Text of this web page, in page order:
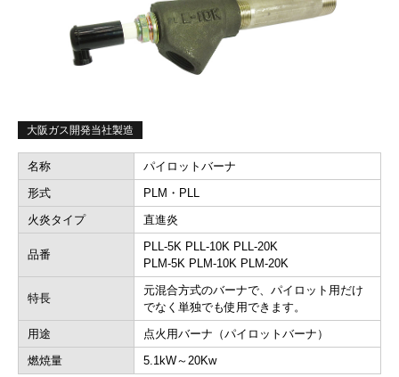
大阪ガス開発当社製造
名称
パイロットバーナ
形式
PLM・PLL
火炎タイプ
直進炎
品番
PLL-5K PLL-10K PLL-20K
PLM-5K PLM-10K PLM-20K
特長
元混合方式のバーナで、パイロット用だけ
でなく単独でも使用できます。
用途
点火用バーナ（パイロットバーナ）
燃焼量
5.1kW～20Kw